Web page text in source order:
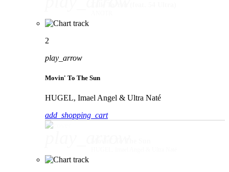
2
play_arrow
Movin' To The Sun
HUGEL, Imael Angel & Ultra Naté
add_shopping_cart